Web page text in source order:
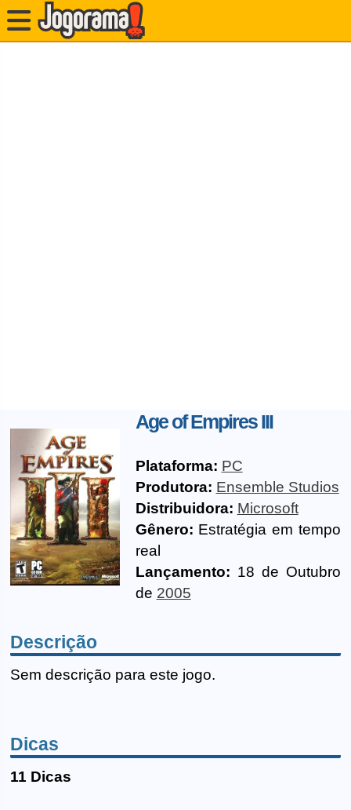
Age of Empires III
Plataforma: PC
Produtora: Ensemble Studios
Distribuidora: Microsoft
Gênero: Estratégia em tempo
real
Lançamento: 18 de Outubro
de 2005
Descrição
Sem descrição para este jogo.
Dicas
11 Dicas